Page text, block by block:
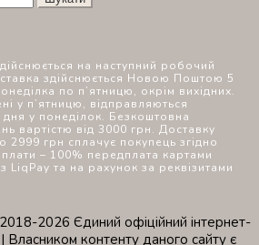
на наступний робочий
здійснюється Новою Поштою 5
по п’ятницю, окрім вихідних.
у п’ятницю, відправляються
у понеділок. Безкоштовна
вартістю від 3000 грн. Доставку
2999 грн сплачує покупець згідно
– 100% передплата картами
LiqPay та на рахунок за реквізитами
2026 Єдиний офіційний інтернет-
контенту даного сайту є